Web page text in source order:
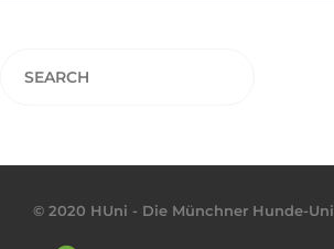
© 2020 HUni - Die Münchner Hunde-Uni